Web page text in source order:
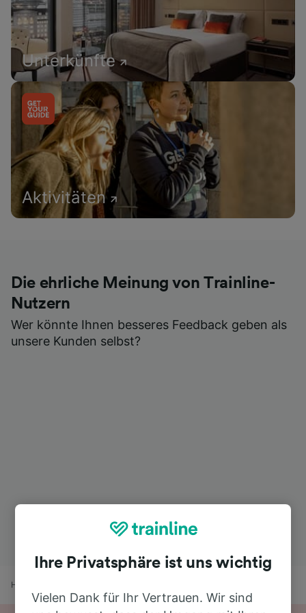
Unterkünfte
Aktivitäten
Die ehrliche Meinung von Trainline-
Nutzern
Wer könnte Ihnen besseres Feedback geben als
unsere Kunden selbst?
Home
Ihre Privatsphäre ist uns wichtig
Vielen Dank für Ihr Vertrauen. Wir sind